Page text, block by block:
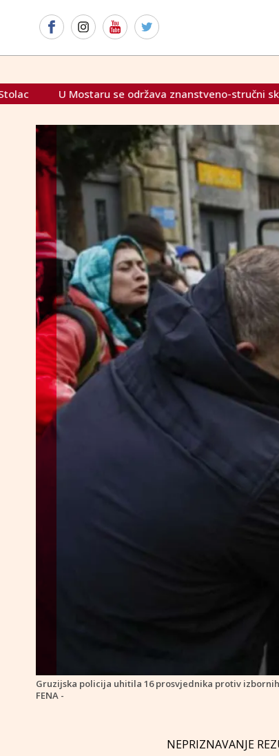
znanstveno-stručni skup „Domovinski rat u dolini
Gruzijska policija uhitila 16 prosvjednika protiv
FENA -
NEPRIZNAVANJE